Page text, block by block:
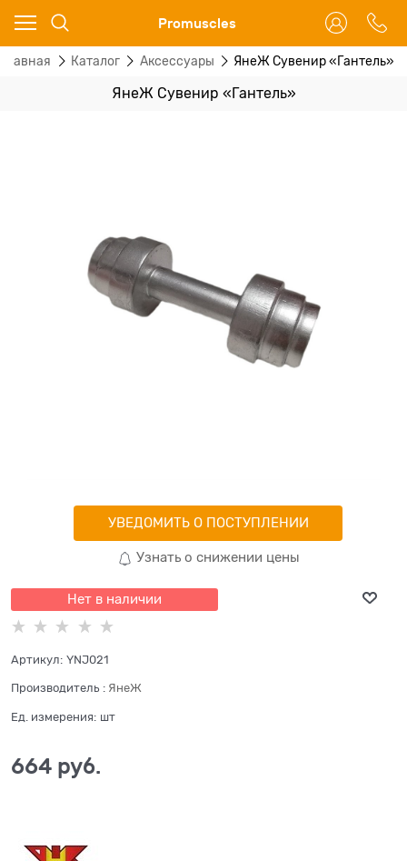
Promuscles
Главная Каталог Аксессуары ЯнеЖ Сувенир «Гантель»
ЯнеЖ Сувенир «Гантель»
УВЕДОМИТЬ О ПОСТУПЛЕНИИ
Узнать о снижении цены
Нет в наличии
Артикул: YNJ021
Производитель : ЯнеЖ
Ед. измерения: шт
664 руб.
Ваш город - Москва,
угадали?
ДА НЕТ